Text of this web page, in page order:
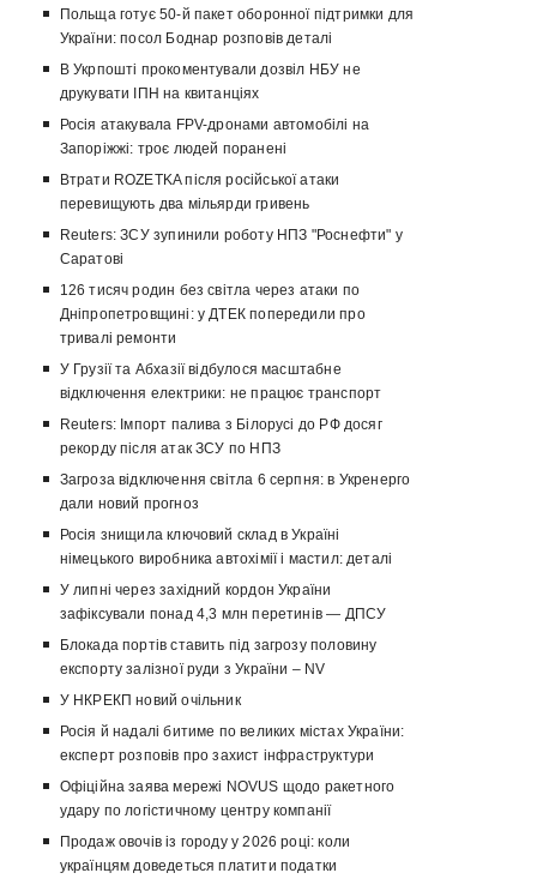
Польща готує 50-й пакет оборонної підтримки для
України: посол Боднар розповів деталі
В Укрпошті прокоментували дозвіл НБУ не
друкувати ІПН на квитанціях
Росія атакувала FPV-дронами автомобілі на
Запоріжжі: троє людей поранені
Втрати ROZETKA після російської атаки
перевищують два мільярди гривень
Reuters: ЗСУ зупинили роботу НПЗ "Роснефти" у
Саратові
126 тисяч родин без світла через атаки по
Дніпропетровщині: у ДТЕК попередили про
тривалі ремонти
У Грузії та Абхазії відбулося масштабне
відключення електрики: не працює транспорт
Reuters: Імпорт палива з Білорусі до РФ досяг
рекорду після атак ЗСУ по НПЗ
Загроза відключення світла 6 серпня: в Укренерго
дали новий прогноз
Росія знищила ключовий склад в Україні
німецького виробника автохімії і мастил: деталі
У липні через західний кордон України
зафіксували понад 4,3 млн перетинів — ДПСУ
Блокада портів ставить під загрозу половину
експорту залізної руди з України – NV
У НКРЕКП новий очільник
Росія й надалі битиме по великих містах України:
експерт розповів про захист інфраструктури
Офіційна заява мережі NOVUS щодо ракетного
удару по логістичному центру компанії
Продаж овочів із городу у 2026 році: коли
українцям доведеться платити податки